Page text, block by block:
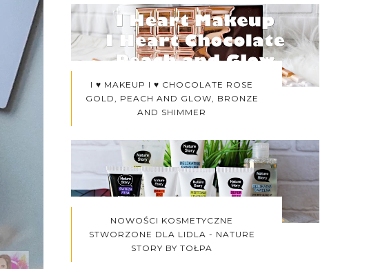
I ♥ MAKEUP I ♥ CHOCOLATE ROSE
GOLD, PEACH AND GLOW, BRONZE
AND SHIMMER
NOWOŚCI KOSMETYCZNE
STWORZONE DLA LIDLA - NATURE
STORY BY TOŁPA